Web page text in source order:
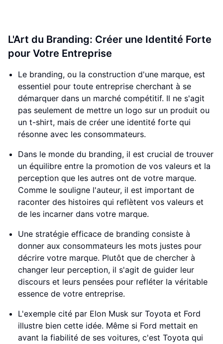
L'Art du Branding: Créer une Identité Forte
pour Votre Entreprise
Le branding, ou la construction d'une marque, est
essentiel pour toute entreprise cherchant à se
démarquer dans un marché compétitif. Il ne s'agit
pas seulement de mettre un logo sur un produit ou
un t-shirt, mais de créer une identité forte qui
résonne avec les consommateurs.
Dans le monde du branding, il est crucial de trouver
un équilibre entre la promotion de vos valeurs et la
perception que les autres ont de votre marque.
Comme le souligne l'auteur, il est important de
raconter des histoires qui reflètent vos valeurs et
de les incarner dans votre marque.
Une stratégie efficace de branding consiste à
donner aux consommateurs les mots justes pour
décrire votre marque. Plutôt que de chercher à
changer leur perception, il s'agit de guider leur
discours et leurs pensées pour refléter la véritable
essence de votre entreprise.
L'exemple cité par Elon Musk sur Toyota et Ford
illustre bien cette idée. Même si Ford mettait en
avant la fiabilité de ses voitures, c'est Toyota qui